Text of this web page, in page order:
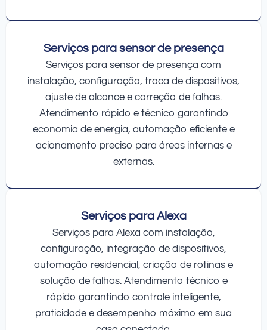
Serviços para sensor de presença
Serviços para sensor de presença com
instalação, configuração, troca de dispositivos,
ajuste de alcance e correção de falhas.
Atendimento rápido e técnico garantindo
economia de energia, automação eficiente e
acionamento preciso para áreas internas e
externas.
Serviços para Alexa
Serviços para Alexa com instalação,
configuração, integração de dispositivos,
automação residencial, criação de rotinas e
solução de falhas. Atendimento técnico e
rápido garantindo controle inteligente,
praticidade e desempenho máximo em sua